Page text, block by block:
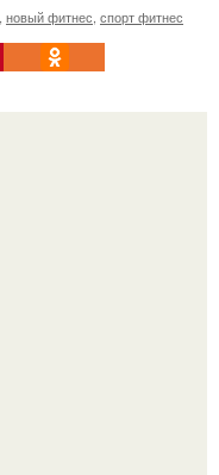
новый фитнес спорт фитнес